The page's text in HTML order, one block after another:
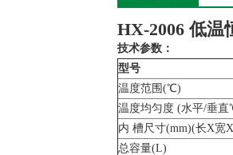
HX-2006 低温
技术参数：
型号
温度范围(℃)
温度均匀度 (水平/垂
内 槽尺寸(mm)(长X宽
总容量(L)